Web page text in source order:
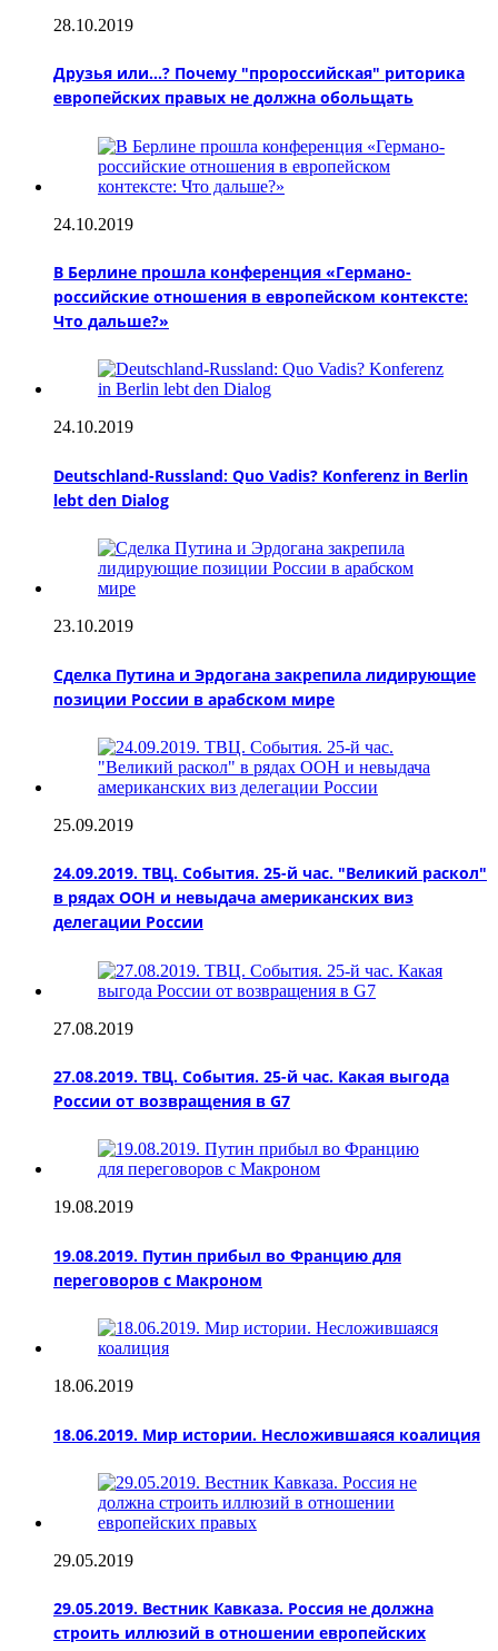
28.10.2019
Друзья или...? Почему "пророссийская" риторика
европейских правых не должна обольщать
24.10.2019
В Берлине прошла конференция «Германо-
российские отношения в европейском контексте:
Что дальше?»
24.10.2019
Deutschland-Russland: Quo Vadis? Konferenz in Berlin
lebt den Dialog
23.10.2019
Сделка Путина и Эрдогана закрепила лидирующие
позиции России в арабском мире
25.09.2019
24.09.2019. ТВЦ. События. 25-й час. "Великий раскол"
в рядах ООН и невыдача американских виз
делегации России
27.08.2019
27.08.2019. ТВЦ. События. 25-й час. Какая выгода
России от возвращения в G7
19.08.2019
19.08.2019. Путин прибыл во Францию для
переговоров с Макроном
18.06.2019
18.06.2019. Мир истории. Несложившаяся коалиция
29.05.2019
29.05.2019. Вестник Кавказа. Россия не должна
строить иллюзий в отношении европейских